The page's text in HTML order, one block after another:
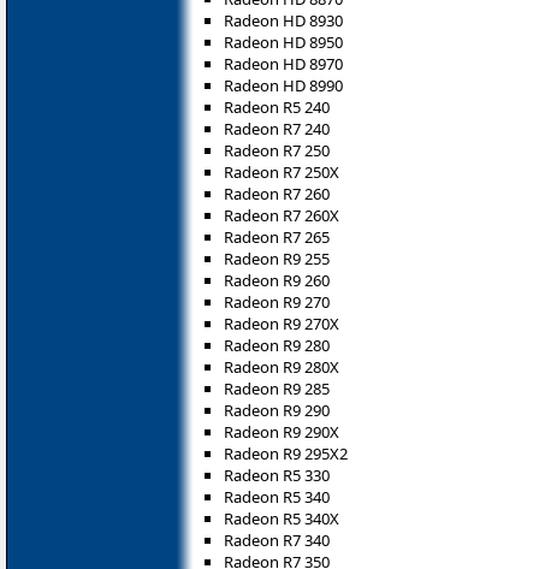
Radeon HD 8930
Radeon HD 8950
Radeon HD 8970
Radeon HD 8990
Radeon R5 240
Radeon R7 240
Radeon R7 250
Radeon R7 250X
Radeon R7 260
Radeon R7 260X
Radeon R7 265
Radeon R9 255
Radeon R9 260
Radeon R9 270
Radeon R9 270X
Radeon R9 280
Radeon R9 280X
Radeon R9 285
Radeon R9 290
Radeon R9 290X
Radeon R9 295X2
Radeon R5 330
Radeon R5 340
Radeon R5 340X
Radeon R7 340
Radeon R7 350